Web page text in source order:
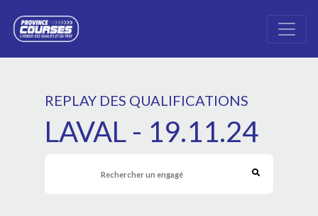
REPLAY DES QUALIFICATIONS
LAVAL - 19.11.24